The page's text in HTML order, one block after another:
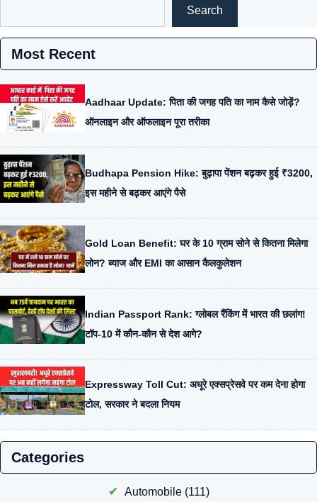
Search
Most Recent
Aadhaar Update: पिता की जगह पति का नाम कैसे जोड़ें?
ऑनलाइन और ऑफलाइन पूरा तरीका
Budhapa Pension Hike: बुढ़ापा पेंशन बढ़कर हुई ₹3200,
इस महीने से बढ़कर आएंगे पैसे
Gold Loan Benefit: घर के 10 ग्राम सोने से कितना मिलेगा
लोन? ब्याज और EMI का आसान कैलकुलेशन
Indian Passport Rank: ग्लोबल रैंकिंग में भारत की छलांग!
टॉप-10 में कौन-कौन से देश आगे?
Expressway Toll Cut: अधूरे एक्सप्रेसवे पर कम देना होगा
टोल, सरकार ने बदला नियम
Categories
Automobile (111)